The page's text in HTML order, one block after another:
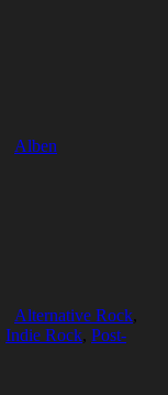
Alben
Alternative Rock,
Indie Rock, Post-